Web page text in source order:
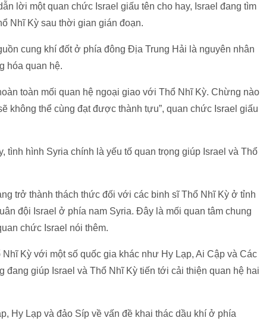
lời một quan chức Israel giấu tên cho hay, Israel đang tìm
Nhĩ Kỳ sau thời gian gián đoạn.
cung khí đốt ở phía đông Địa Trung Hải là nguyên nhân
hóa quan hệ.
toàn mối quan hệ ngoại giao với Thổ Nhĩ Kỳ. Chừng nào
không thể cùng đạt được thành tựu”, quan chức Israel giấu
tình hình Syria chính là yếu tố quan trọng giúp Israel và Thổ
trở thành thách thức đối với các binh sĩ Thổ Nhĩ Kỳ ở tỉnh
đội Israel ở phía nam Syria. Đây là mối quan tâm chung
chức Israel nói thêm.
Kỳ với một số quốc gia khác như Hy Lạp, Ai Cập và Các
đang giúp Israel và Thổ Nhĩ Kỳ tiến tới cải thiện quan hệ hai
Hy Lạp và đảo Síp về vấn đề khai thác dầu khí ở phía